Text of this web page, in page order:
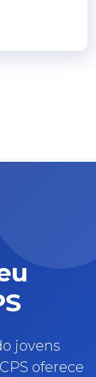
jovens
oferece